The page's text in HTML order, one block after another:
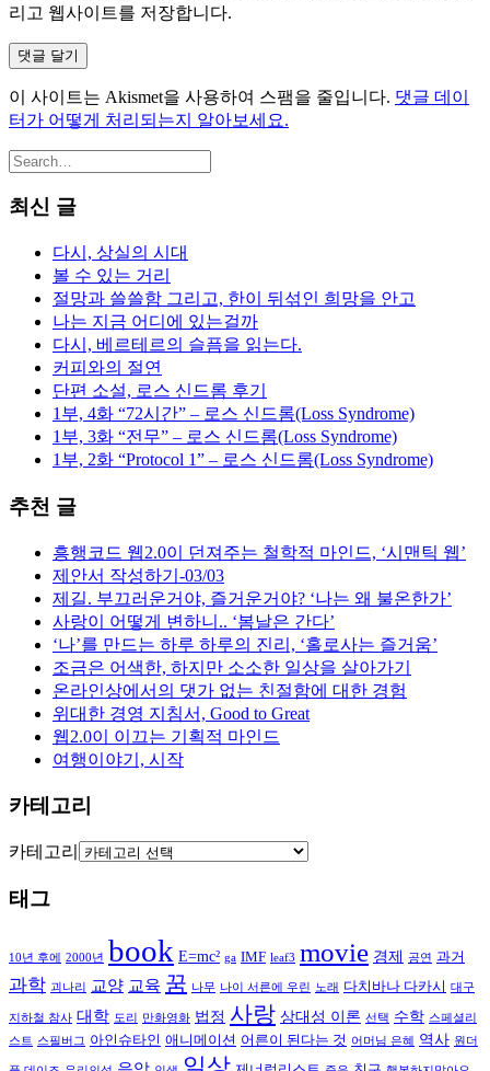
리고 웹사이트를 저장합니다.
이 사이트는 Akismet을 사용하여 스팸을 줄입니다. 댓글 데이
터가 어떻게 처리되는지 알아보세요.
최신 글
다시, 상실의 시대
볼 수 있는 거리
절망과 쓸쓸함 그리고, 한이 뒤섞인 희망을 안고
나는 지금 어디에 있는걸까
다시, 베르테르의 슬픔을 읽는다.
커피와의 절연
단편 소설, 로스 신드롬 후기
1부, 4화 “72시간” – 로스 신드롬(Loss Syndrome)
1부, 3화 “전무” – 로스 신드롬(Loss Syndrome)
1부, 2화 “Protocol 1” – 로스 신드롬(Loss Syndrome)
추천 글
흥행코드 웹2.0이 던져주는 철학적 마인드, ‘시맨틱 웹’
제안서 작성하기-03/03
제길. 부끄러운거야, 즐거운거야? ‘나는 왜 불온한가’
사랑이 어떻게 변하니.. ‘봄날은 간다’
‘나’를 만드는 하루 하루의 진리, ‘홀로사는 즐거움’
조금은 어색한, 하지만 소소한 일상을 살아가기
온라인상에서의 댓가 없는 친절함에 대한 경험
위대한 경영 지침서, Good to Great
웹2.0이 이끄는 기획적 마인드
여행이야기, 시작
카테고리
카테고리
태그
10년 후에 2000년 book E=mc² ga IMF leaf3 movie 경제 공연 과거
과학 괴나리 교양 교육 꿈 나무 나이 서른에 우린 노래 다치바나 다카시 대구
지하철 참사 대학 도리 만화영화 법정 사랑 상대성 이론 선택 수학 스페셜리
스트 스필버그 아인슈타인 애니메이션 어른이 된다는 것 어머님 은혜 역사 원더